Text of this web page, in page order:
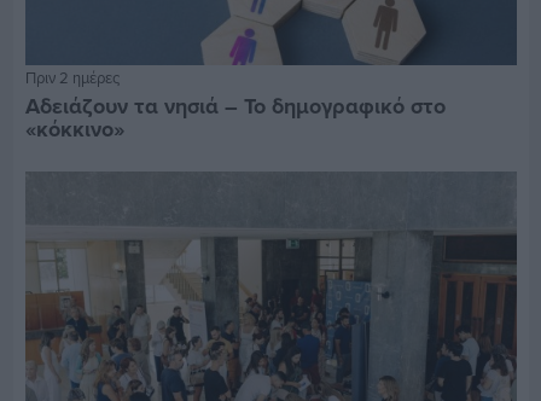
Πριν 2 ημέρες
Αδειάζουν τα νησιά – Το δημογραφικό στο
«κόκκινο»